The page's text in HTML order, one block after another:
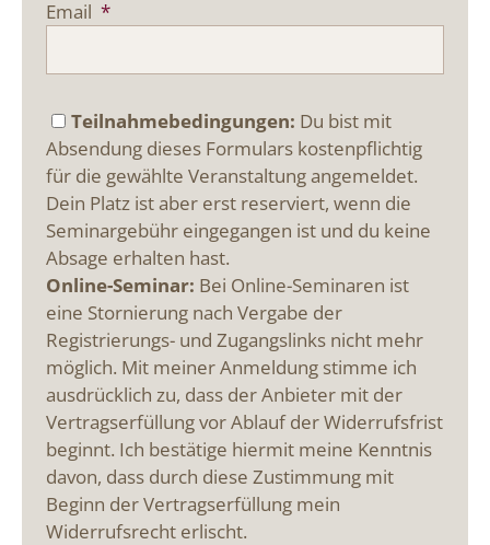
Email *
Teilnahmebedingungen: Du bist mit
Absendung dieses Formulars kostenpflichtig
für die gewählte Veranstaltung angemeldet.
Dein Platz ist aber erst reserviert, wenn die
Seminargebühr eingegangen ist und du keine
Absage erhalten hast.
Online-Seminar: Bei Online-Seminaren ist
eine Stornierung nach Vergabe der
Registrierungs- und Zugangslinks nicht mehr
möglich. Mit meiner Anmeldung stimme ich
ausdrücklich zu, dass der Anbieter mit der
Vertragserfüllung vor Ablauf der Widerrufsfrist
beginnt. Ich bestätige hiermit meine Kenntnis
davon, dass durch diese Zustimmung mit
Beginn der Vertragserfüllung mein
Widerrufsrecht erlischt.